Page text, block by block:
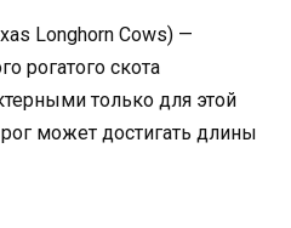
Longhorn Cows) —
рогатого скота
только для этой
может достигать длины